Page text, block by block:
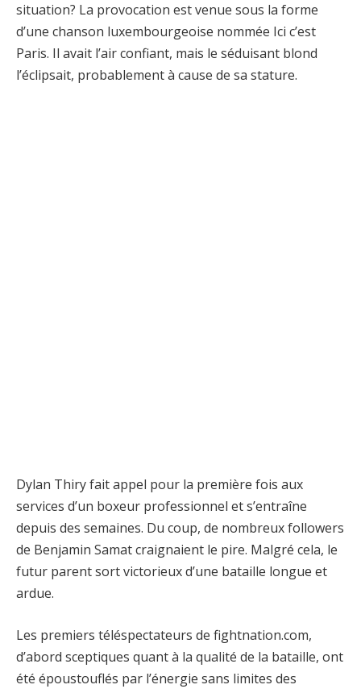
situation? La provocation est venue sous la forme
d’une chanson luxembourgeoise nommée Ici c’est
Paris. Il avait l’air confiant, mais le séduisant blond
l’éclipsait, probablement à cause de sa stature.
Dylan Thiry fait appel pour la première fois aux
services d’un boxeur professionnel et s’entraîne
depuis des semaines. Du coup, de nombreux followers
de Benjamin Samat craignaient le pire. Malgré cela, le
futur parent sort victorieux d’une bataille longue et
ardue.
Les premiers téléspectateurs de fightnation.com,
d’abord sceptiques quant à la qualité de la bataille, ont
été époustouflés par l’énergie sans limites des